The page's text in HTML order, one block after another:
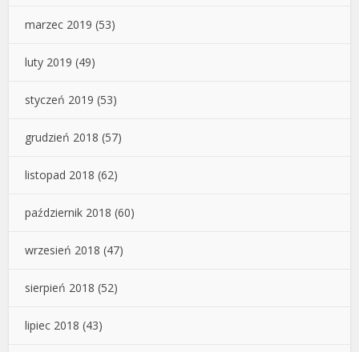
marzec 2019 (53)
luty 2019 (49)
styczeń 2019 (53)
grudzień 2018 (57)
listopad 2018 (62)
październik 2018 (60)
wrzesień 2018 (47)
sierpień 2018 (52)
lipiec 2018 (43)